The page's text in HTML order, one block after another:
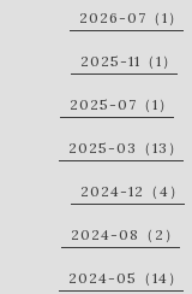
2026-07（1）
2025-11（1）
2025-07（1）
2025-03（13）
2024-12（4）
2024-08（2）
2024-05（14）